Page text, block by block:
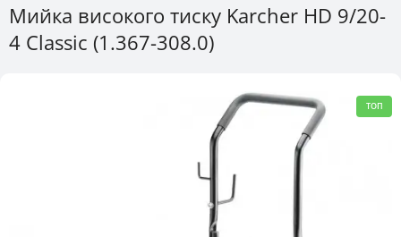
Мийка високого тиску Karcher HD 9/20-
4 Classic (1.367-308.0)
ТОП